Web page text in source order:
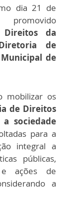
dia 21 de
Direitos da
de
de
mobilizar os
de Direitos
sociedade
para a
integral a
públicas,
e ações de
a